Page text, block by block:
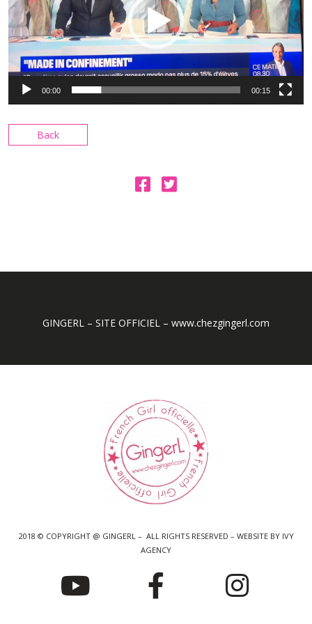
00:00 00:15
Back
GINGERL – SITE OFFICIEL – www.chezgingerl.com
2018 © COPYRIGHT @ GINGERL – ALL RIGHTS RESERVED – WEBSITE BY IVY
AGENCY